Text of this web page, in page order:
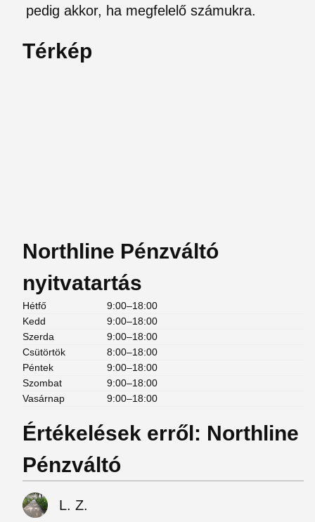
pedig akkor, ha megfelelő számukra.
Térkép
Northline Pénzváltó
nyitvatartás
Hétfő
9:00–18:00
Kedd
9:00–18:00
Szerda
9:00–18:00
Csütörtök
8:00–18:00
Péntek
9:00–18:00
Szombat
9:00–18:00
Vasárnap
9:00–18:00
Értékelések erről: Northline
Pénzváltó
L. Z.